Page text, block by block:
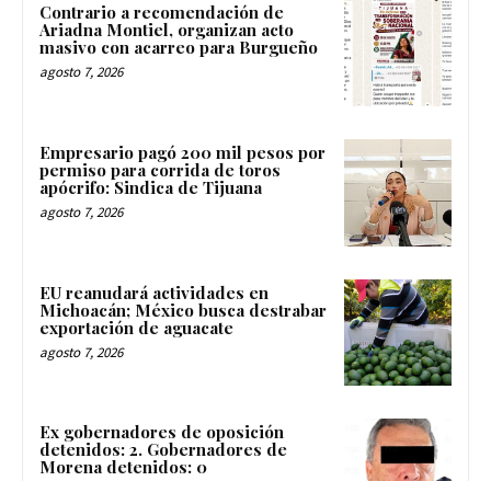
Contrario a recomendación de
Ariadna Montiel, organizan acto
masivo con acarreo para Burgueño
agosto 7, 2026
Empresario pagó 200 mil pesos por
permiso para corrida de toros
apócrifo: Sindica de Tijuana
agosto 7, 2026
EU reanudará actividades en
Michoacán; México busca destrabar
exportación de aguacate
agosto 7, 2026
Ex gobernadores de oposición
detenidos: 2. Gobernadores de
Morena detenidos: 0